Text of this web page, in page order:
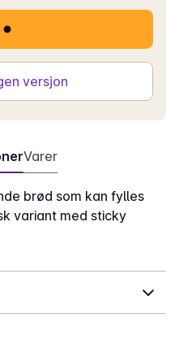
versjon
Varer
brød som kan fylles
variant med sticky